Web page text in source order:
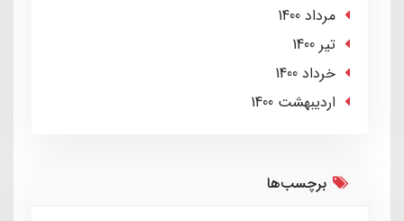
مرداد 1400
تير 1400
خرداد 1400
ارديبهشت 1400
برچسب‌ها